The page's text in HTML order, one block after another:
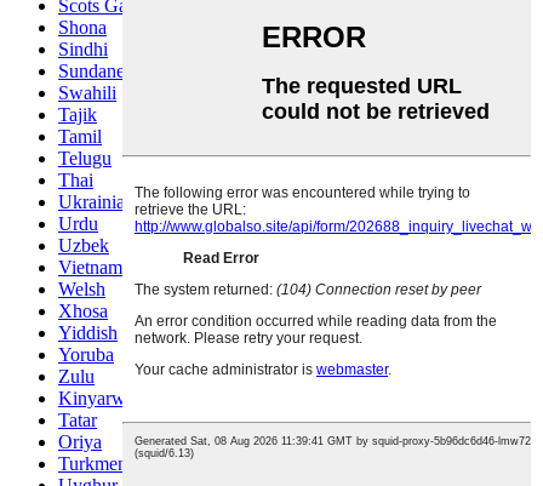
Scots Gaelic
Shona
Sindhi
Sundanese
Swahili
Tajik
Tamil
Telugu
Thai
Ukrainian
Urdu
Uzbek
Vietnamese
Welsh
Xhosa
Yiddish
Yoruba
Zulu
Kinyarwanda
Tatar
Oriya
Turkmen